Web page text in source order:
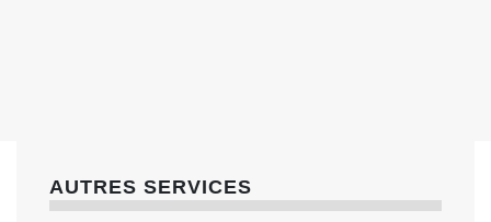
AUTRES SERVICES